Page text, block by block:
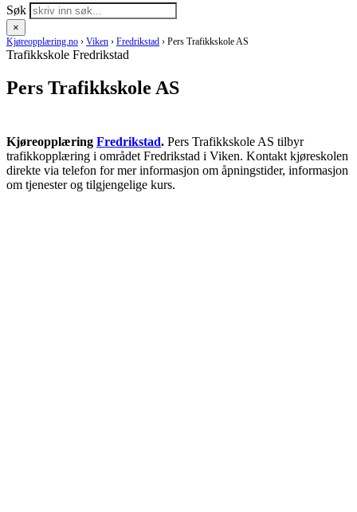
Søk
×
Kjøreopplæring.no › Viken › Fredrikstad › Pers Trafikkskole AS
Trafikkskole Fredrikstad
Pers Trafikkskole AS
Kjøreopplæring Fredrikstad. Pers Trafikkskole AS tilbyr
trafikkopplæring i området Fredrikstad i Viken. Kontakt kjøreskolen
direkte via telefon for mer informasjon om åpningstider, informasjon
om tjenester og tilgjengelige kurs.